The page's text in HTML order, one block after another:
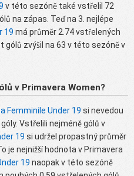
v této sezóně také vstřelil 72
na zápas. Teď na 3. nejlépe
19 má průměr 2.74 vstřelených
gólů zvýšil na 63 v této sezóně v
v Primavera Women?
Femminile Under 19 si nevedou
Vstřelili nejméně gólů v
19 si udržel propastný průměr
je nejnižší hodnota v Primavera
19 naopak v této sezóně